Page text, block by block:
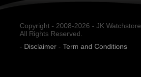
Copyright - 2008-2026 - JK Watchstore.
All Rights Reserved.
- Disclaimer - Term and Conditions